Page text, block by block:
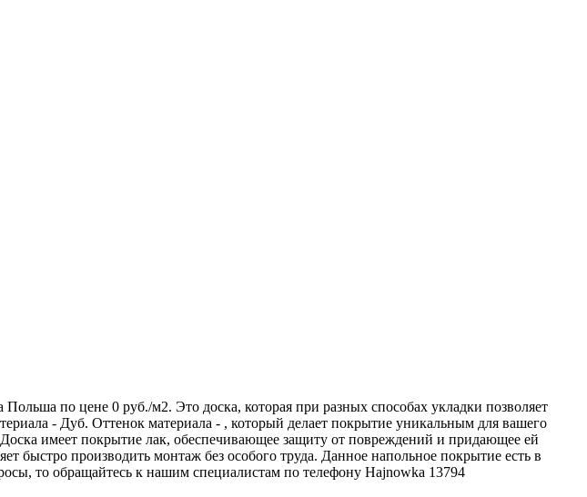
по цене 0 руб./м2. Это доска, которая при разных способах укладки позволяет
- Дуб. Оттенок материала - , который делает покрытие уникальным для вашего
имеет покрытие лак, обеспечивающее защиту от повреждений и придающее ей
производить монтаж без особого труда. Данное напольное покрытие есть в
то обращайтесь к нашим специалистам по телефону Hajnowka 13794